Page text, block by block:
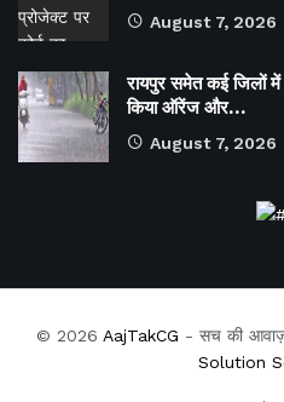
August 7, 2026
रायपुर समेत कई जिलों
किया ऑरेंज और…
August 7, 2026
© 2026 AajTakCG - सच की
Solution